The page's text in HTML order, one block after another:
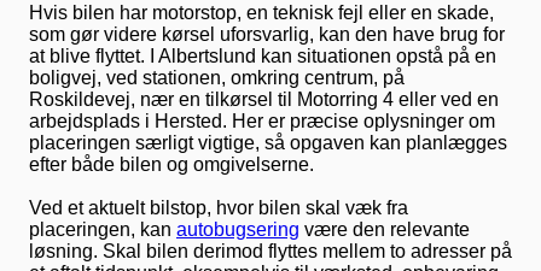
Hvis bilen har motorstop, en teknisk fejl eller en skade,
som gør videre kørsel uforsvarlig, kan den have brug for
at blive flyttet. I Albertslund kan situationen opstå på en
boligvej, ved stationen, omkring centrum, på
Roskildevej, nær en tilkørsel til Motorring 4 eller ved en
arbejdsplads i Hersted. Her er præcise oplysninger om
placeringen særligt vigtige, så opgaven kan planlægges
efter både bilen og omgivelserne.
Ved et aktuelt bilstop, hvor bilen skal væk fra
placeringen, kan autobugsering være den relevante
løsning. Skal bilen derimod flyttes mellem to adresser på